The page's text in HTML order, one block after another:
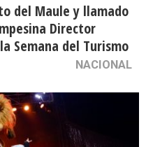
del Maule y llamado
Director
Semana del Turismo
NACIONAL